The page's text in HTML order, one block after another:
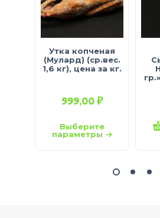
Утка копченая
(Мулард) (ср.вес.
1,6 кг), цена за кг.
999,00₽
Выберите
параметры